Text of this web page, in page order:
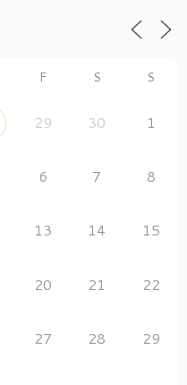
F S S
29 30 1
6 7 8
13 14 15
20 21 22
27 28 29